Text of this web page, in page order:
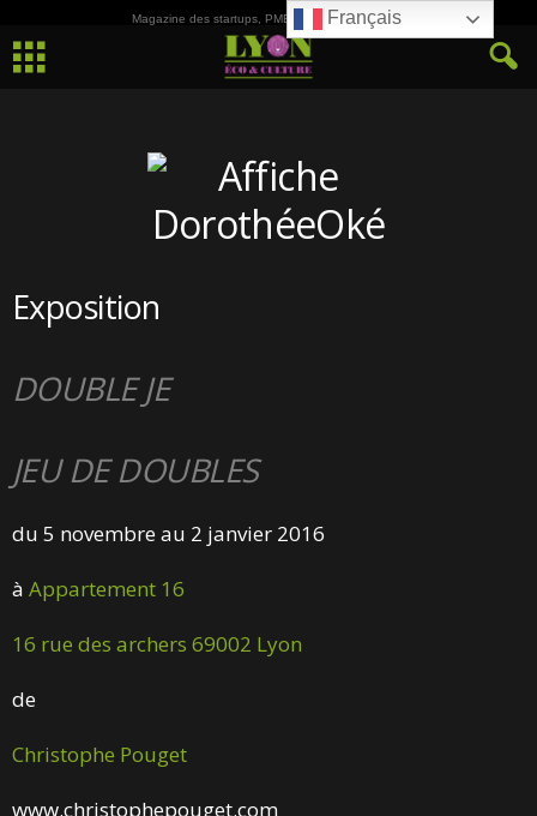
Magazine des startups, PME, ETI et de la Culture
Exposition
DOUBLE JE
JEU DE DOUBLES
du 5 novembre au 2 janvier 2016
à Appartement 16
16 rue des archers 69002 Lyon
de
Christophe Pouget
www.christophepouget.com
Français